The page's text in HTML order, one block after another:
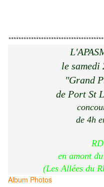
le samedi
"Grand
de Port St
de 4h
en amont
(Les Allées du
Album Photos